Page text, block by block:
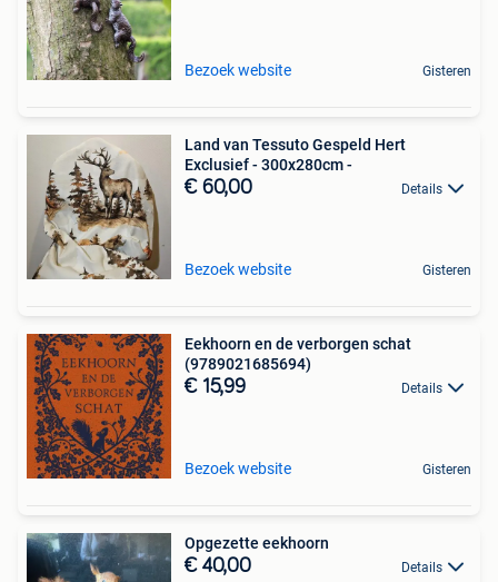
Bezoek website Gisteren
Land van Tessuto Gespeld Hert
Exclusief - 300x280cm -
€ 60,00 Details
Bezoek website Gisteren
Eekhoorn en de verborgen schat
(9789021685694)
€ 15,99 Details
Bezoek website Gisteren
Opgezette eekhoorn
€ 40,00 Details